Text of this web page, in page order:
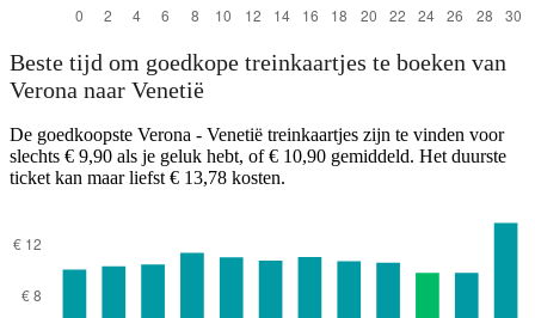
Beste tijd om goedkope treinkaartjes te boeken van
Verona naar Venetië
De goedkoopste Verona - Venetië treinkaartjes zijn te vinden voor
slechts € 9,90 als je geluk hebt, of € 10,90 gemiddeld. Het duurste
ticket kan maar liefst € 13,78 kosten.